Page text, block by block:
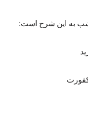
شب به این شرح است: